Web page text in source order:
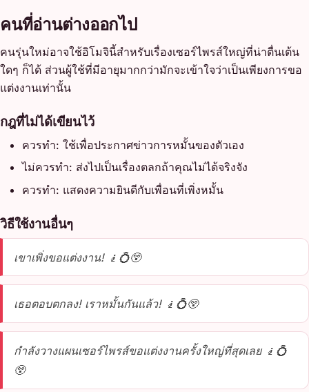
คนที่อ่านต่างออกไป
คนรุ่นใหม่อาจใช้อิโมจินี้สำหรับเรื่องเซอร์ไพรส์ใหญ่ที่น่าตื่นเต้น
ใดๆ ก็ได้ ส่วนผู้ใช้ที่มีอายุมากกว่ามักจะเข้าใจว่าเป็นเพียงการขอ
แต่งงานเท่านั้น
กฎที่ไม่ได้เขียนไว้
ควรทำ: ใช้เพื่อประกาศข่าวการหมั้นของตัวเอง
ไม่ควรทำ: ส่งไปเป็นเรื่องตลกถ้าคุณไม่ได้จริงจัง
ควรทำ: แสดงความยินดีกับเพื่อนที่เพิ่งหมั้น
วิธีใช้งานอื่นๆ
เขาเพิ่งขอแต่งงาน! 🧎💍😲
เธอตอบตกลง! เราหมั้นกันแล้ว! 🧎💍😲
กำลังวางแผนเซอร์ไพรส์ขอแต่งงานครั้งใหญ่ที่สุดเลย 🧎💍
😲